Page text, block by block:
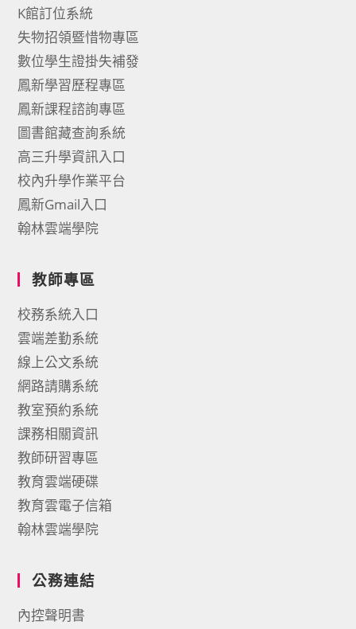
K館訂位系統
失物招領暨惜物專區
數位學生證掛失補發
鳳新學習歷程專區
鳳新課程諮詢專區
圖書館藏查詢系統
高三升學資訊入口
校內升學作業平台
鳳新Gmail入口
翰林雲端學院
教師專區
校務系統入口
雲端差勤系統
線上公文系統
網路請購系統
教室預約系統
課務相關資訊
教師研習專區
教育雲端硬碟
教育雲電子信箱
翰林雲端學院
公務連結
內控聲明書